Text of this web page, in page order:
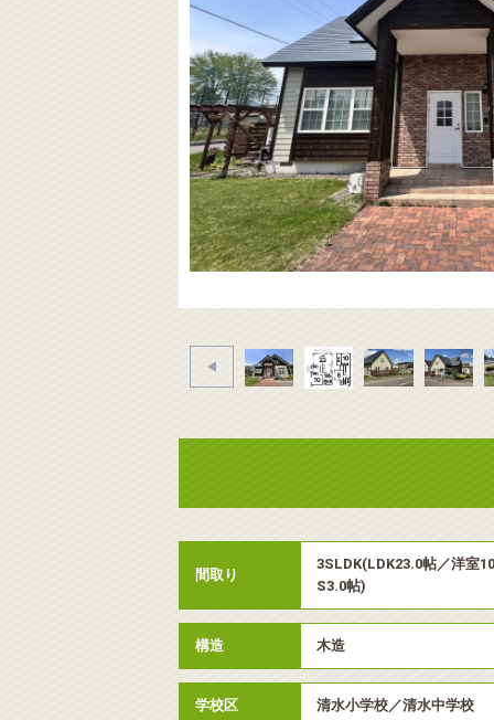
間取り
3SLDK(LDK23.0帖／洋室
S3.0帖)
構造 木造
学校区 清水小学校／清水中学校